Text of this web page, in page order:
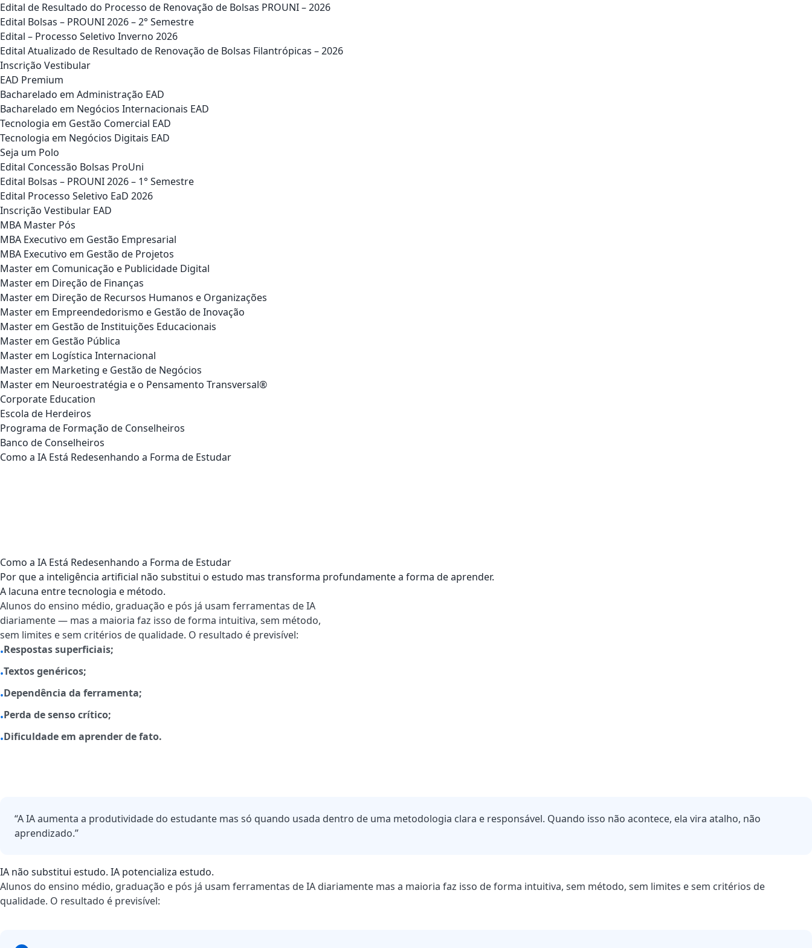
Edital de Resultado do Processo de Renovação de Bolsas PROUNI – 2026
Edital Bolsas – PROUNI 2026 – 2° Semestre
Edital – Processo Seletivo Inverno 2026
Edital Atualizado de Resultado de Renovação de Bolsas Filantrópicas – 2026
Inscrição Vestibular
EAD Premium
Bacharelado em Administração EAD
Bacharelado em Negócios Internacionais EAD
Tecnologia em Gestão Comercial EAD
Tecnologia em Negócios Digitais EAD
Seja um Polo
Edital Concessão Bolsas ProUni
Edital Bolsas – PROUNI 2026 – 1° Semestre
Edital Processo Seletivo EaD 2026
Inscrição Vestibular EAD
MBA Master Pós
MBA Executivo em Gestão Empresarial
MBA Executivo em Gestão de Projetos
Master em Comunicação e Publicidade Digital
Master em Direção de Finanças
Master em Direção de Recursos Humanos e Organizações
Master em Empreendedorismo e Gestão de Inovação
Master em Gestão de Instituições Educacionais
Master em Gestão Pública
Master em Logística Internacional
Master em Marketing e Gestão de Negócios
Master em Neuroestratégia e o Pensamento Transversal®
Corporate Education
Escola de Herdeiros
Programa de Formação de Conselheiros
Banco de Conselheiros
Como a IA Está Redesenhando a Forma de Estudar
Como a IA Está Redesenhando a Forma de Estudar
Por que a inteligência artificial não substitui o estudo mas transforma profundamente a forma de aprender.
A lacuna entre tecnologia e método.
Alunos do ensino médio, graduação e pós já usam ferramentas de IA
diariamente — mas a maioria faz isso de forma intuitiva, sem método,
sem limites e sem critérios de qualidade. O resultado é previsível:
•Respostas superficiais;
•Textos genéricos;
•Dependência da ferramenta;
•Perda de senso crítico;
•Dificuldade em aprender de fato.
“A IA aumenta a produtividade do estudante mas só quando usada dentro de uma metodologia clara e responsável. Quando isso não acontece, ela vira atalho, não
aprendizado.”
IA não substitui estudo. IA potencializa estudo.
Alunos do ensino médio, graduação e pós já usam ferramentas de IA diariamente mas a maioria faz isso de forma intuitiva, sem método, sem limites e sem critérios de
qualidade. O resultado é previsível: